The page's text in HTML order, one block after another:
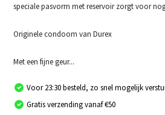
speciale pasvorm met reservoir zorgt voor
Originele condoom van Durex
Met een fijne geur...
Voor 23:30 besteld, zo snel mogelijk
Gratis verzending vanaf €50